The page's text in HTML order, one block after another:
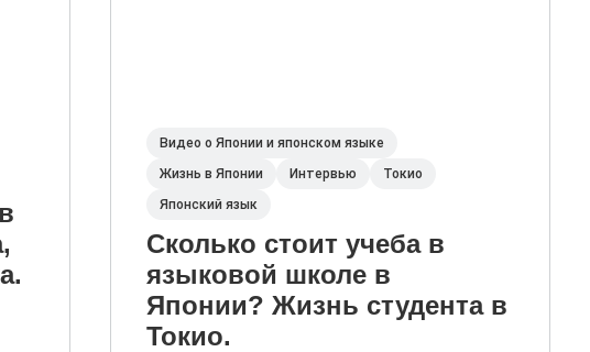
Видео о Японии и японском языке
Жизнь в Японии
Интервью
Токио
Японский язык
Сколько стоит учеба в
языковой школе в
Японии? Жизнь студента в
Токио.